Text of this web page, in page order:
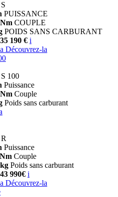
PUISSANCE
COUPLE
POIDS SANS CARBURANT
190 € i
Découvrez-la
100
Puissance
Couple
Poids sans carburant
Puissance
Couple
Poids sans carburant
990€ i
Découvrez-la